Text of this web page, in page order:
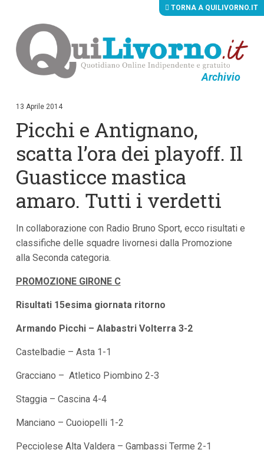
Archivio
i
i
n
e
n
t
p
r
i
c
p
l
V
a
a
M
n
ù
r
n
TORNA A QUILIVORNO.IT
13 Aprile 2014
Picchi e Antignano,
scatta l’ora dei playoff. Il
Guasticce mastica
amaro. Tutti i verdetti
In collaborazione con Radio Bruno Sport, ecco risultati e
classifiche delle squadre livornesi dalla Promozione
alla Seconda categoria.
PROMOZIONE GIRONE C
Risultati 15esima giornata ritorno
Armando Picchi – Alabastri Volterra 3-2
Castelbadie – Asta 1-1
Gracciano – Atletico Piombino 2-3
Staggia – Cascina 4-4
Manciano – Cuoiopelli 1-2
Pecciolese Alta Valdera – Gambassi Terme 2-1